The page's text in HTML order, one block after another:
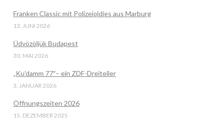
Franken Classic mit Polizeioldies aus Marburg
13. JUNI 2026
Üdvözöljük Budapest
30. MAI 2026
„Ku’damm 77″– ein ZDF-Dreiteiler
3. JANUAR 2026
Öffnungszeiten 2026
15. DEZEMBER 2025